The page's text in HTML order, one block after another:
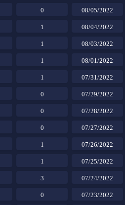
08/05/2022
0
08/04/2022
1
08/03/2022
1
08/01/2022
1
07/31/2022
1
07/29/2022
0
07/28/2022
0
07/27/2022
0
07/26/2022
1
07/25/2022
1
07/24/2022
3
07/23/2022
0